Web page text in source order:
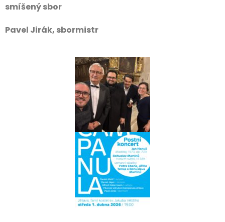
smíšený sbor
Pavel Jirák, sbormistr